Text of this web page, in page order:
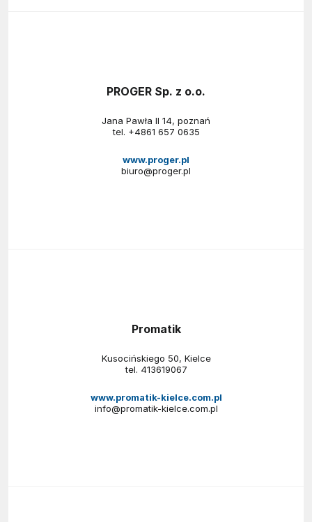
PROGER Sp. z o.o.
Jana Pawła II 14, poznań
tel. +4861 657 0635
www.proger.pl
biuro@proger.pl
Promatik
Kusocińskiego 50, Kielce
tel. 413619067
www.promatik-kielce.com.pl
info@promatik-kielce.com.pl